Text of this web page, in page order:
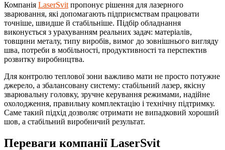
Компанія LaserSvit пропонує рішення для лазерного
зварювання, які допомагають підприємствам працювати
точніше, швидше й стабільніше. Підбір обладнання
виконується з урахуванням реальних задач: матеріалів,
товщини металу, типу виробів, вимог до зовнішнього вигляду
шва, потреби в мобільності, продуктивності та перспектив
розвитку виробництва.
Для контролю теплової зони важливо мати не просто потужне
джерело, а збалансовану систему: стабільний лазер, якісну
зварювальну головку, зручне керування режимами, надійне
охолодження, правильну комплектацію і технічну підтримку.
Саме такий підхід дозволяє отримати не випадковий хороший
шов, а стабільний виробничий результат.
Переваги компанії LaserSvit